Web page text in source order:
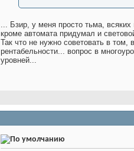
... Бзир, у меня просто тьма,
кроме автомата придумал и
Так что не нужно советовать в
рентабельности... вопрос в
уровней...